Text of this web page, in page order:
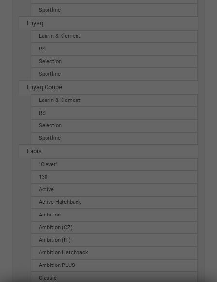
Sportline
Enyaq
Laurin & Klement
RS
Selection
Sportline
Enyaq Coupé
Laurin & Klement
RS
Selection
Sportline
Fabia
"Clever"
130
Active
Active Hatchback
Ambition
Ambition (CZ)
Ambition (IT)
Ambition Hatchback
Ambition-PLUS
Classic